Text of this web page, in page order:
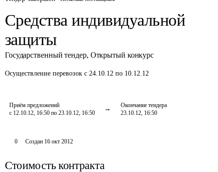
Средства индивидуальной
защиты
Государственный тендер, Открытый конкурс
Осуществление перевозок с 24.10.12 по 10.12.12
Приём предложений
с 12.10.12, 16:50 по 23.10.12, 16:50
Окончание тендера
23.10.12, 16:50
0 Создан 16 окт 2012
Стоимость контракта